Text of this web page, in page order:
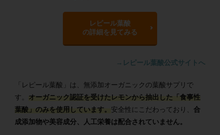
レピール葉酸
の詳細を見てみる
→レピール葉酸公式サイトへ
「レピール葉酸」は、無添加オーガニックの葉酸サプリで
す。 オーガニック認証を受けたレモンから抽出した「食事性
葉酸」のみを使用しています。 安全性にこだわっており、 合
成添加物や美容成分、人工栄養は配合されていません。